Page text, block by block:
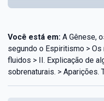
Você está em: A Gênese,
segundo o Espiritismo >
fluidos > II. Explicação de
sobrenaturais. > Aparições.